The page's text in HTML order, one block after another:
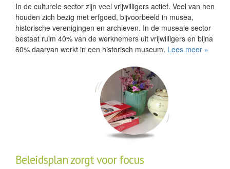
In de culturele sector zijn veel vrijwilligers actief. Veel van hen
houden zich bezig met erfgoed, bijvoorbeeld in musea,
historische verenigingen en archieven. In de museale sector
bestaat ruim 40% van de werknemers uit vrijwilligers en bijna
60% daarvan werkt in een historisch museum. Lees meer »
Beleidsplan zorgt voor focus